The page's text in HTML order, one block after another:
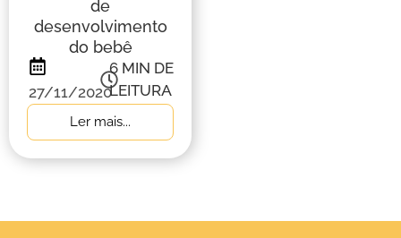
de
desenvolvimento
do bebê
27/11/2020
6 MIN DE
LEITURA
Ler mais...